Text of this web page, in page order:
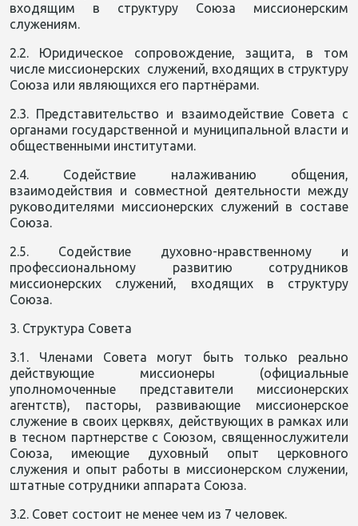
входящим в структуру Союза миссионерским
служениям.
2.2. Юридическое сопровождение, защита, в том
числе миссионерских служений, входящих в структуру
Союза или являющихся его партнёрами.
2.3. Представительство и взаимодействие Совета с
органами государственной и муниципальной власти и
общественными институтами.
2.4. Содействие налаживанию общения,
взаимодействия и совместной деятельности между
руководителями миссионерских служений в составе
Союза.
2.5. Содействие духовно-нравственному и
профессиональному развитию сотрудников
миссионерских служений, входящих в структуру
Союза.
3. Структура Совета
3.1. Членами Совета могут быть только реально
действующие миссионеры (официальные
уполномоченные представители миссионерских
агентств), пасторы, развивающие миссионерское
служение в своих церквях, действующих в рамках или
в тесном партнерстве с Союзом, священнослужители
Союза, имеющие духовный опыт церковного
служения и опыт работы в миссионерском служении,
штатные сотрудники аппарата Союза.
3.2. Совет состоит не менее чем из 7 человек.